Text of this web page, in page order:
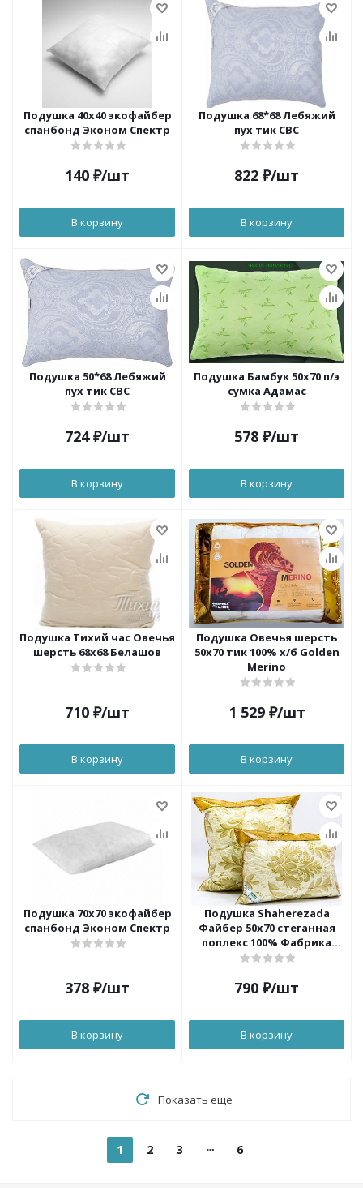
Подушка 40х40 экофайбер
спанбонд Эконом Спектр
140 ₽/шт
В корзину
Подушка 68*68 Лебяжий
пух тик СВС
822 ₽/шт
В корзину
Подушка 50*68 Лебяжий
пух тик СВС
724₽/шт
В корзину
Подушка Бамбук 50х70 п/э
сумка Адамас
578 ₽/шт
В корзину
Подушка Тихий час Овечья
шерсть 68х68 Белашов
710 ₽/шт
В корзину
Подушка Овечья шерсть
50х70 тик 100% х/б Golden
Merino
1 529₽/шт
В корзину
Подушка 70х70 экофайбер
спанбонд Эконом Спектр
378 ₽/шт
В корзину
Подушка Shaherezada
Файбер 50х70 стеганная
поплекс 100% Фабрика
снов
790 ₽/шт
В корзину
Показать еще
1 2 3 6